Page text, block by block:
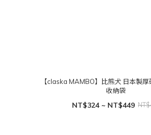
【claska MAMBO】比熊犬 日本製
收納袋
NT$324 ~ NT$449